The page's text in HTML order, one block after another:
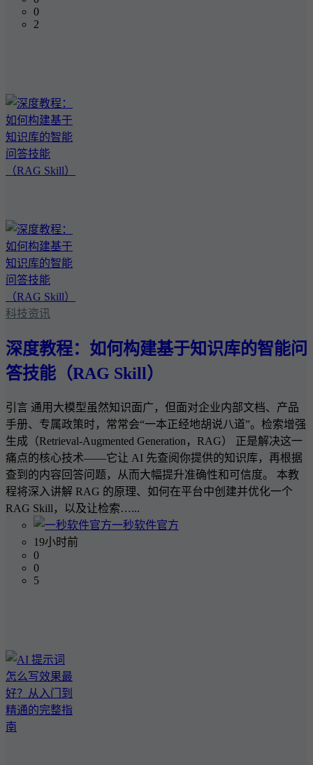
0
2
科技资讯
深度教程：如何构建基于知识库的智能问
答技能（RAG Skill）
引言 通用大模型虽然知识面广，但面对企业内部文档、产品
手册、专属政策时，常常会“一本正经地胡说八道”。检索增强
生成（Retrieval-Augmented Generation，RAG） 正是解决这一
痛点的核心技术——它让 AI 先查阅你提供的知识库，再根据
查到的内容回答问题，从而大幅提升准确性和可信度。 本教
程将深入讲解 RAG 的原理、如何在平台中创建并优化一个
RAG Skill，以及让检索…...
一秒软件官方
19小时前
0
0
5